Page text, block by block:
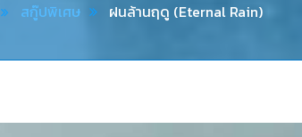
สกู๊ปพิเศษ ฝนล้านฤดู (Eternal Rain)